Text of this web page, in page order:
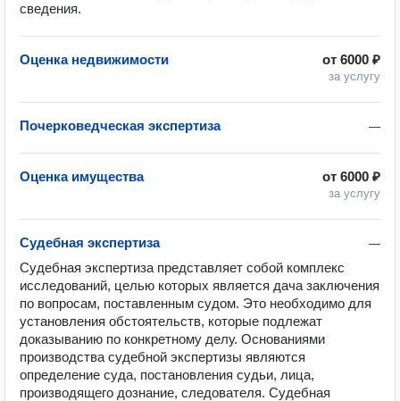
сведения.
от 6000 ₽
за услугу
Оценка недвижимости
—
Почерковедческая экспертиза
от 6000 ₽
за услугу
Оценка имущества
—
Судебная экспертиза
Судебная экспертиза представляет собой комплекс
исследований, целью которых является дача заключения
по вопросам, поставленным судом. Это необходимо для
установления обстоятельств, которые подлежат
доказыванию по конкретному делу. Основаниями
производства судебной экспертизы являются
определение суда, постановления судьи, лица,
производящего дознание, следователя. Судебная